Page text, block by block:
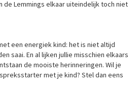
de Lemmings elkaar uiteindelijk toch niet
een energiek kind: het is niet altijd
saai. En al lijken jullie misschien elkaars
de mooiste herinneringen. Wil je
met je kind? Stel dan eens